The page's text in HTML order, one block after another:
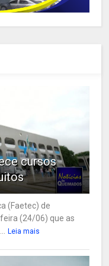
cursos
(Faetec) de
(24/06) que as
Leia mais